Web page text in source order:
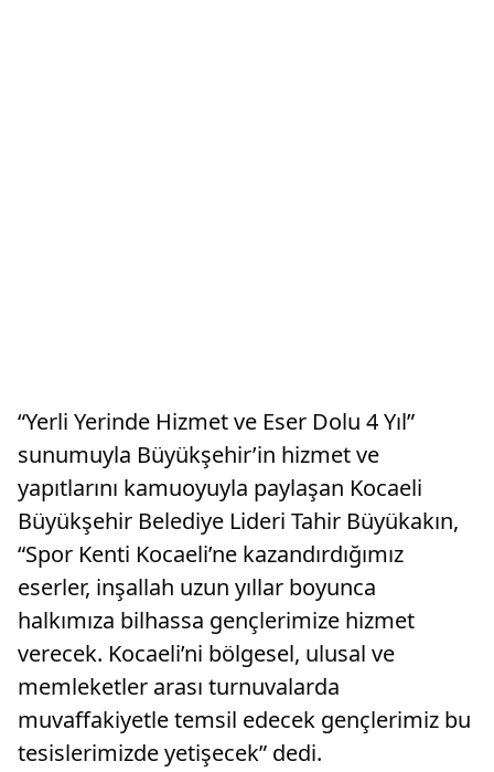
“Yerli Yerinde Hizmet ve Eser Dolu 4 Yıl”
sunumuyla Büyükşehir’in hizmet ve
yapıtlarını kamuoyuyla paylaşan Kocaeli
Büyükşehir Belediye Lideri Tahir Büyükakın,
“Spor Kenti Kocaeli’ne kazandırdığımız
eserler, inşallah uzun yıllar boyunca
halkımıza bilhassa gençlerimize hizmet
verecek. Kocaeli’ni bölgesel, ulusal ve
memleketler arası turnuvalarda
muvaffakiyetle temsil edecek gençlerimiz bu
tesislerimizde yetişecek” dedi.